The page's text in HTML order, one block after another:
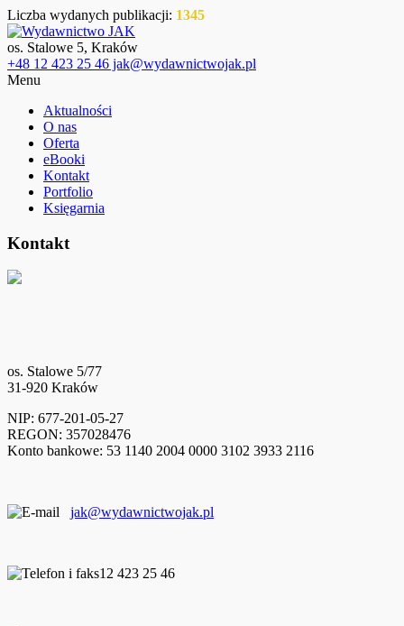
Liczba wydanych publikacji: 1345
os. Stalowe 5, Kraków
+48 12 423 25 46 jak@wydawnictwojak.pl
Menu
Aktualności
O nas
Oferta
eBooki
Kontakt
Portfolio
Księgarnia
Kontakt
os. Stalowe 5/77
31-920 Kraków
NIP: 677-201-05-27
REGON: 357028476
Konto bankowe: 53 1140 2004 0000 3102 3933 2116
jak@wydawnictwojak.pl
12 423 25 46